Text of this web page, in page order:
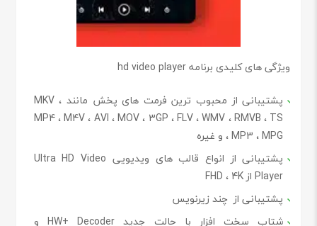
ویژگی های کلیدی برنامه hd video player
پشتیبانی از محبوب ترین فرمت های پخش مانند MKV ،
MP4 ، M4V ، AVI ، MOV ، 3GP ، FLV ، WMV ، RMVB ، TS
، MP3 ، MPG و غیره
پشتیبانی از انواع قالب های ویدیویی Ultra HD Video
Player از FHD ، 4K
پشتیبانی از چند زیرنویس
شتاب سخت افزار با حالت جدید HW+ Decoder و